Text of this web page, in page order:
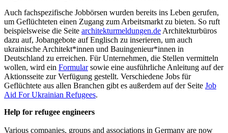
Auch fachspezifische Jobbörsen wurden bereits ins Leben gerufen,
um Geflüchteten einen Zugang zum Arbeitsmarkt zu bieten. So ruft
beispielsweise die Seite architekturmeldungen.de Architekturbüros
dazu auf, Jobangebote auf Englisch zu inserieren, um auch
ukrainische Architekt*innen und Bauingenieur*innen in
Deutschland zu erreichen. Für Unternehmen, die Stellen vermitteln
wollen, wird ein Formularsowie eine ausführliche Anleitung auf der
Aktionsseite zur Verfügung gestellt. Verschiedene Jobs für
Geflüchtete aus allen Branchen gibt es außerdem auf der Seite Job
Aid For Ukrainian Refugees.
Help for refugee engineers
Various companies, groups and associations in Germany are now